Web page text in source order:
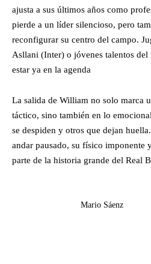
ajusta a sus últimos años como
pierde a un líder silencioso, pero
reconfigurar su centro del campo.
Asllani (Inter) o jóvenes talentos
estar ya en la agenda
La salida de William no solo marca
táctico, sino también en lo
se despiden y otros que dejan
andar pausado, su físico imponente
parte de la historia grande del Real
Mario Sáenz